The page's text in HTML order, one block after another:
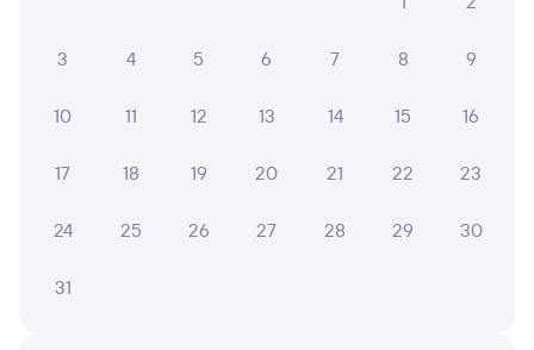
Как поменять билет на другую дату или
Как вернуть билет?
Что делать, если ошибся при вводе данных
3 4 5 6 7 8 9
10 11 12 13 14 15 16
17 18 19 20 21 22 23
24 25 26 27 28 29 30
31